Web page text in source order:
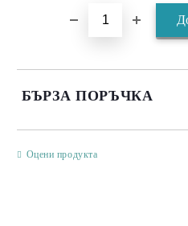
БЪРЗА ПОРЪЧКА
Оцени продукта